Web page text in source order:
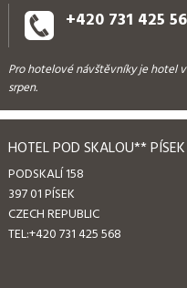
+420 731 425
Pro hotelové návštěvníky je hotel
srpen.
HOTEL POD SKALOU** PÍSEK
PODSKALÍ 158
397 01 PÍSEK
CZECH REPUBLIC
TEL:+420 731 425 568